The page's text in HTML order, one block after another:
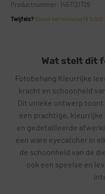
Productnummer: 1457121729
Twijfels? Bestel een monster (€ 5.00)
Wat stelt dit
Fotobehang Kleurrijke
kracht en schoonheid
Dit unieke ontwerp
een prachtige, kleurrijke
en gedetailleerde
een ware eyecatcher in
de schoonheid van de
ook een speelse en